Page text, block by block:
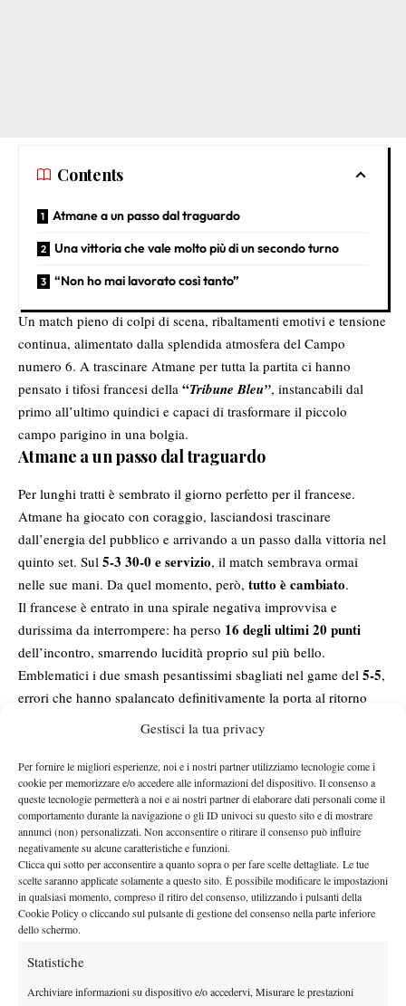
Gestisci la tua privacy
Per fornire le migliori esperienze, noi e i nostri partner utilizziamo tecnologie come i
cookie per memorizzare e/o accedere alle informazioni del dispositivo. Il consenso a
queste tecnologie permetterà a noi e ai nostri partner di elaborare dati personali come il
comportamento durante la navigazione o gli ID univoci su questo sito e di mostrare
annunci (non) personalizzati. Non acconsentire o ritirare il consenso può influire
negativamente su alcune caratteristiche e funzioni.
Clicca qui sotto per acconsentire a quanto sopra o per fare scelte dettagliate. Le tue
scelte saranno applicate solamente a questo sito. È possibile modificare le impostazioni
in qualsiasi momento, compreso il ritiro del consenso, utilizzando i pulsanti della
Cookie Policy o cliccando sul pulsante di gestione del consenso nella parte inferiore
dello schermo.
Statistiche
Archiviare informazioni su dispositivo e/o accedervi, Misurare le prestazioni
Contents
Atmane a un passo dal traguardo
Una vittoria che vale molto più di un secondo turno
“Non ho mai lavorato così tanto”
Un match pieno di colpi di scena, ribaltamenti emotivi e tensione
continua, alimentato dalla splendida atmosfera del Campo
numero 6. A trascinare Atmane per tutta la partita ci hanno
pensato i tifosi francesi della “Tribune Bleu”, instancabili dal
primo all’ultimo quindici e capaci di trasformare il piccolo
campo parigino in una bolgia.
Atmane a un passo dal traguardo
Per lunghi tratti è sembrato il giorno perfetto per il francese.
Atmane ha giocato con coraggio, lasciandosi trascinare
dall’energia del pubblico e arrivando a un passo dalla vittoria nel
quinto set. Sul 5-3 30-0 e servizio, il match sembrava ormai
nelle sue mani. Da quel momento, però, tutto è cambiato.
Il francese è entrato in una spirale negativa improvvisa e
durissima da interrompere: ha perso 16 degli ultimi 20 punti
dell’incontro, smarrendo lucidità proprio sul più bello.
Emblematici i due smash pesantissimi sbagliati nel game del 5-5,
errori che hanno spalancato definitivamente la porta al ritorno
dell’australiano. Kokkinakis, pur lontano dalla miglior versione
della sua carriera, ha avuto il merito di restare aggrappato alla
partita mentalmente. E quando Atmane ha iniziato a tremare, lui
ha colpito senza esitazioni.
Una vittoria che vale molto più di un secondo
turno
Il successo di Parigi pesa tantissimo per Kokkinakis, soprattutto
considerando il calvario vissuto nell’ultimo anno e mezzo. Dal
gennaio 2025 l’australiano aveva giocato appenaquattro tornei
ATP, mentre questo Roland Garros rappresenta addirittura il suo
primo torneo sulla terra battuta dal Roland Garros 2024.
Dietro questa lunga assenza c’è stato un intervento chirurgico